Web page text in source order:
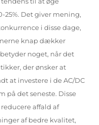
Det giver mening,
i disse dage,
knap dækker
noget, når det
der ønsker at
at investere i de AC/DC
på det seneste. Disse
affald af
af bedre kvalitet,